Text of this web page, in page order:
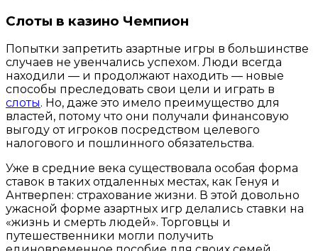
Слоты в казино Чемпион
Попытки запретить азартные игры в большинстве
случаев не увенчались успехом. Люди всегда
находили — и продолжают находить — новые
способы преследовать свои цели и играть в
слоты. Но, даже это имело преимущество для
властей, потому что они получали финансовую
выгоду от игроков посредством целевого
налогового и пошлинного обязательства.
Уже в средние века существовала особая форма
ставок в таких отдаленных местах, как Генуя и
Антверпен: страхование жизни. В этой довольно
ужасной форме азартных игр делались ставки на
«жизнь и смерть людей». Торговцы и
путешественники могли получить